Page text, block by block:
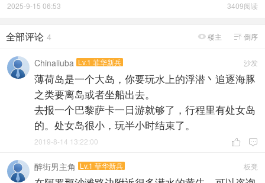
3409阅读
2025-9-15 06:53
 楼主  倒序
全部评论 4
沙发
Chinaliuba Lv.1 菲华新兵
薄荷岛是一个大岛，你要玩水上的浮潜丶追逐海豚
之类要离岛或者坐船出去。
去报一个巴黎萨卡一日游就够了，行程里有处女岛
的。处女岛很小，玩半小时结束了。
 
2019-8-14 13:22:00
板凳
醉街男主角 Lv.1 菲华新兵